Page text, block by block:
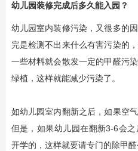
幼儿园装修完成后多久能入园？
幼儿园室内装修污染，又很多的
完是检测不出来什么有害污染的
一些材料就会散发一定的甲醛污
绿植，这样就能减少污染了。
如幼儿园室内翻新之后，如果空
但是，如果幼儿园在翻新3-6会
开学的，这样就要请专门的除甲醛